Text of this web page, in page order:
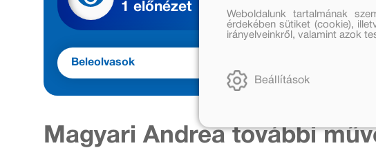
1 előnézet
Beleolvasok
Magyari Andrea további
Weboldalunk tartalmának
érdekében sütiket (cookie),
irányelveinkről, valamint azok
Beállítások